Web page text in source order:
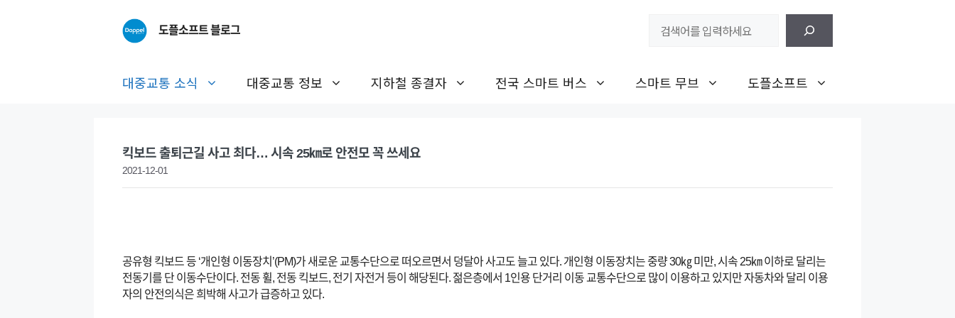
도플소프트 블로그
대중교통 소식 대중교통 정보 지하철 종결자 전국 스마트 버스 스마트 무브 도플소프트
킥보드 출퇴근길 사고 최다… 시속 25㎞로 안전모 꼭 쓰세요
2021-12-01
공유형 킥보드 등 ‘개인형 이동장치’(PM)가 새로운 교통수단으로 떠오르면서 덩달아 사고도 늘고 있다. 개인형 이동장치는 중량 30㎏ 미만, 시속 25㎞ 이하로 달리는
전동기를 단 이동수단이다. 전동 휠, 전동 킥보드, 전기 자전거 등이 해당된다. 젊은층에서 1인용 단거리 이동 교통수단으로 많이 이용하고 있지만 자동차와 달리 이용
자의 안전의식은 희박해 사고가 급증하고 있다.